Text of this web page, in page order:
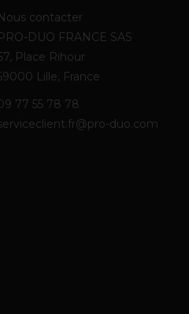
contacter
DUO FRANCE SAS
Place Rihour
Lille, France
77 55 78 78
duo.com